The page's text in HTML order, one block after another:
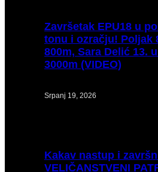
Završetak EPU18 u
tonu i ozračju! Poljak
800m, Sara Delić 13.
3000m (VIDEO)
Srpanj 19, 2026
Kakav nastup i
VELIČANSTVENI